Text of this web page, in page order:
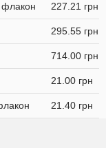
227.21 грн
295.55 грн
714.00 грн
21.00 грн
21.40 грн